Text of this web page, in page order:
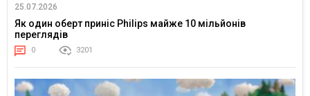
25.07.2026
Як один оберт приніс Philips майже 10 мільйонів
переглядів
0 3201